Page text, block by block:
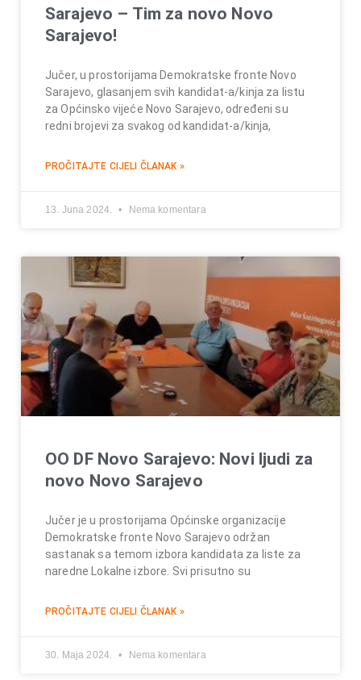
Sarajevo – Tim za novo Novo
Sarajevo!
Jučer, u prostorijama Demokratske fronte Novo
Sarajevo, glasanjem svih kandidat-a/kinja za listu
za Općinsko vijeće Novo Sarajevo, određeni su
redni brojevi za svakog od kandidat-a/kinja,
PROČITAJTE CIJELI ČLANAK »
13. Juna 2024. Nema komentara
OO DF Novo Sarajevo: Novi ljudi za
novo Novo Sarajevo
Jučer je u prostorijama Općinske organizacije
Demokratske fronte Novo Sarajevo održan
sastanak sa temom izbora kandidata za liste za
naredne Lokalne izbore. Svi prisutno su
PROČITAJTE CIJELI ČLANAK »
30. Maja 2024. Nema komentara